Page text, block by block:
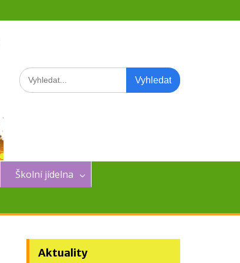
Search
for:
Školní jídelna
Aktuality